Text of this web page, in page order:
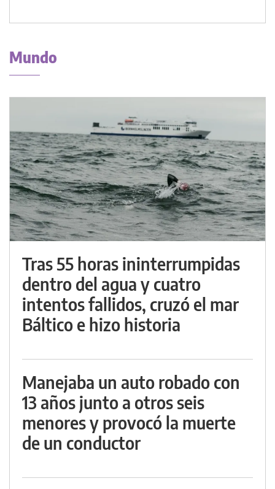
Mundo
Tras 55 horas ininterrumpidas
dentro del agua y cuatro
intentos fallidos, cruzó el mar
Báltico e hizo historia
Manejaba un auto robado con
13 años junto a otros seis
menores y provocó la muerte
de un conductor